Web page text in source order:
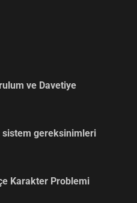
ve Davetiye
sistem gereksinimleri
Karakter Problemi